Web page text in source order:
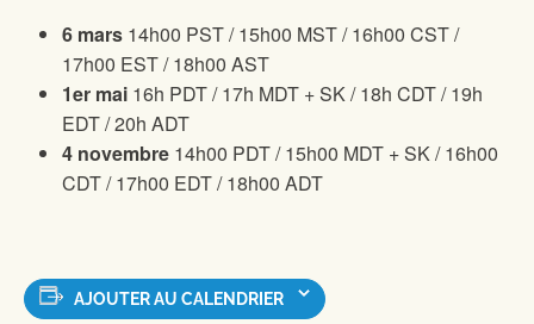
6 mars 14h00 PST / 15h00 MST / 16h00 CST /
17h00 EST / 18h00 AST
1er mai 16h PDT / 17h MDT + SK / 18h CDT / 19h
EDT / 20h ADT
4 novembre 14h00 PDT / 15h00 MDT + SK / 16h00
CDT / 17h00 EDT / 18h00 ADT
AJOUTER AU CALENDRIER